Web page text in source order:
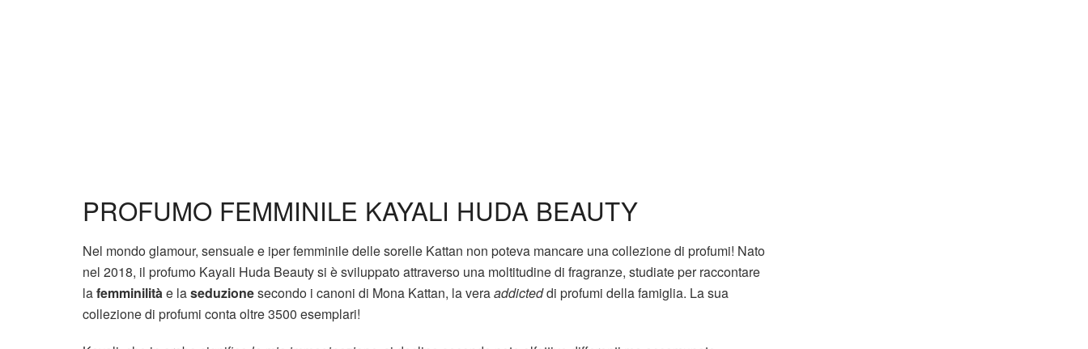
PROFUMO FEMMINILE KAYALI HUDA BEAUTY
Nel mondo glamour, sensuale e iper femminile delle sorelle Kattan non poteva mancare una collezione di profumi! Nato
nel 2018, il profumo Kayali Huda Beauty si è sviluppato attraverso una moltitudine di fragranze, studiate per raccontare
lafemminilitàe laseduzionesecondo i canoni di Mona Kattan, la veraaddicteddi profumi della famiglia. La sua
collezione di profumi conta oltre 3500 esemplari!